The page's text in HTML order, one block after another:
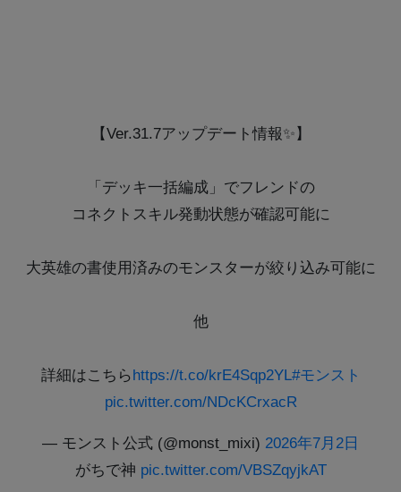
【Ver.31.7アップデート情報✨】
「デッキ一括編成」でフレンドの
コネクトスキル発動状態が確認可能に
大英雄の書使用済みのモンスターが絞り込み可能に
他
詳細はこちらhttps://t.co/krE4Sqp2YL#モンスト
pic.twitter.com/NDcKCrxacR
— モンスト公式 (@monst_mixi) 2026年7月2日
がちで神 pic.twitter.com/VBSZqyjkAT